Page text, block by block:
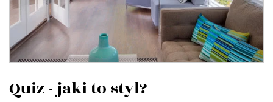
Quiz - jaki to styl?